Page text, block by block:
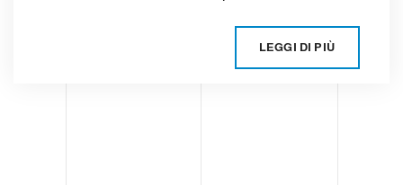
LEGGI DI PIÙ